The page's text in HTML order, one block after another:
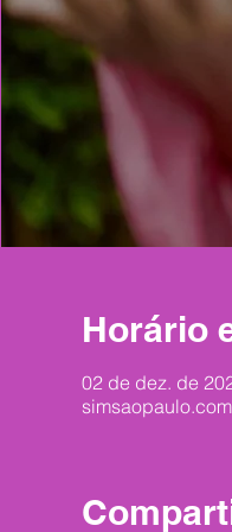
Horário
02 de dez. de
simsaopaulo.com